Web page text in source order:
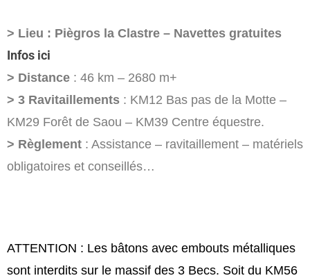
> Lieu : Piègros la Clastre – Navettes gratuites
Infos ici
> Distance : 46 km – 2680 m+
> 3 Ravitaillements : KM12 Bas pas de la Motte –
KM29 Forêt de Saou – KM39 Centre équestre.
> Règlement : Assistance – ravitaillement – matériels
obligatoires et conseillés…
ATTENTION : Les bâtons avec embouts métalliques
sont interdits sur le massif des 3 Becs. Soit du KM56